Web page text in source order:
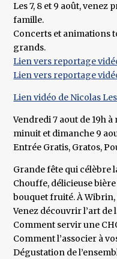
Les 7, 8 et 9 août,
famille.
Concerts et animations
grands.
Lien vers reportage
Lien vers reportage
Lien vidéo de Nicolas
Vendredi 7 aout de 19h
minuit et dimanche 9
Entrée Gratis, Gratos,
Grande fête qui célèbre
Chouffe, délicieuse
bouquet fruité. À Wibrin,
Venez découvrir l’art de
Comment servir une
Comment l’associer à
Dégustation de